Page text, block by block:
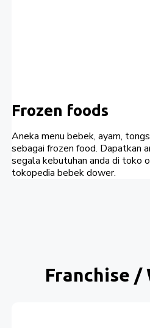
Frozen foods
Aneka menu bebek, ayam,
sebagai frozen food. Dapatkan
segala kebutuhan anda di toko
tokopedia bebek dower.
Franchise /